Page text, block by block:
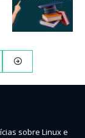
sobre Linux e